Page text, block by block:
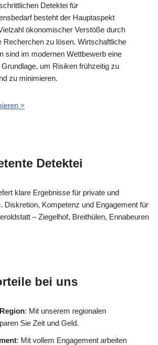
Detektei für
besteht der Hauptaspekt
ökonomischer Verstöße durch
Recherchen zu lösen. Wirtschaftliche
sind im modernen Wettbewerb eine
Grundlage, um Risiken frühzeitig zu
zu minimieren.
>
Detektei
klare Ergebnisse für private und
Diskretion, Kompetenz und Engagement für
– Ziegelhof, Breithülen, Ennabeuren
bei uns
: Mit unserem regionalen
Sie Zeit und Geld.
: Mit vollem Engagement arbeiten